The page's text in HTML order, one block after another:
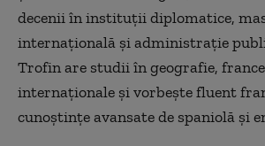
decenii în instituţii diplomatice,
internaţională şi administraţie
Trofin are studii în geografie,
internaţionale şi vorbeşte fluent
cunoştinţe avansate de spaniolă şi